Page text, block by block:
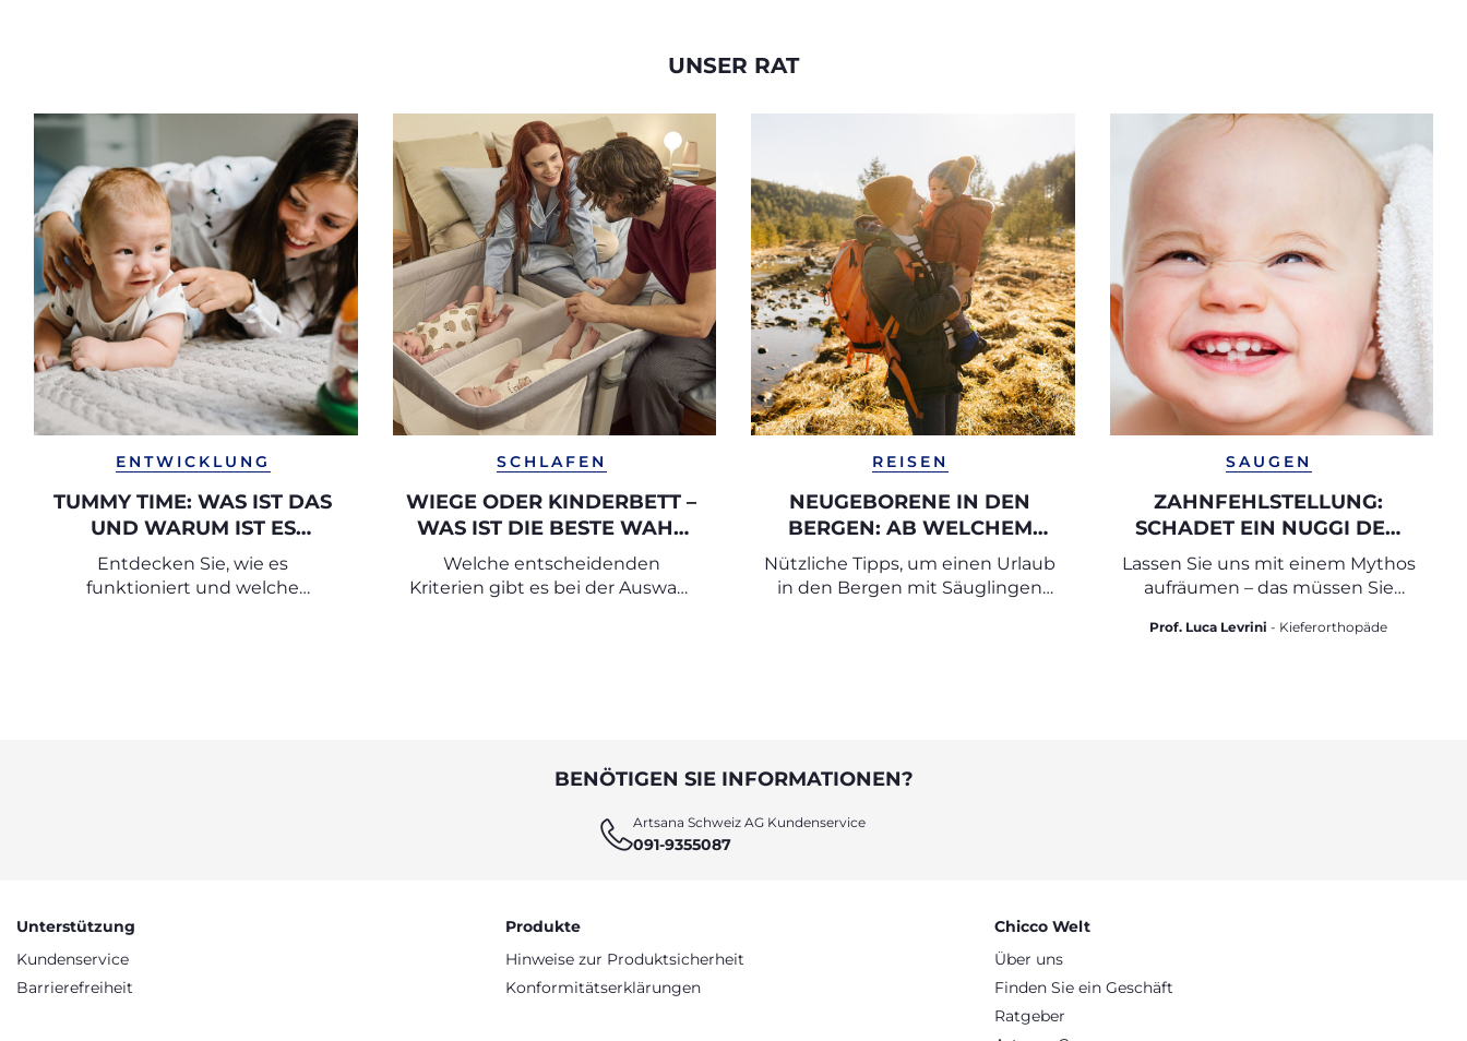
UNSER RAT
ENTWICKLUNG
TUMMY TIME: WAS IST DAS
UND WARUM IST ES
WICHTIG?
Entdecken Sie, wie es
funktioniert und welche
SCHLAFEN
WIEGE ODER KINDERBETT –
WAS IST DIE BESTE WAHL
FÜR NEUGEBORENE?
Welche entscheidenden
Kriterien gibt es bei der Auswahl
REISEN
NEUGEBORENE IN DEN
BERGEN: AB WELCHEM
ALTER UND BIS ZU
WELCHER HÖHE?
Nützliche Tipps, um einen Urlaub
in den Bergen mit Säuglingen
SAUGEN
ZAHNFEHLSTELLUNG:
SCHADET EIN NUGGI DEN
ZÄHNEN?
Lassen Sie uns mit einem Mythos
aufräumen – das müssen Sie
verwenden
Prof. Luca Levrini - Kieferorthopäde
BENÖTIGEN SIE INFORMATIONEN?
Artsana Schweiz AG Kundenservice
091-9355087
Unterstützung
Kundenservice
Barrierefreiheit
Produkte
Hinweise zur Produktsicherheit
Konformitätserklärungen
Chicco Welt
Über uns
Finden Sie ein Geschäft
Ratgeber